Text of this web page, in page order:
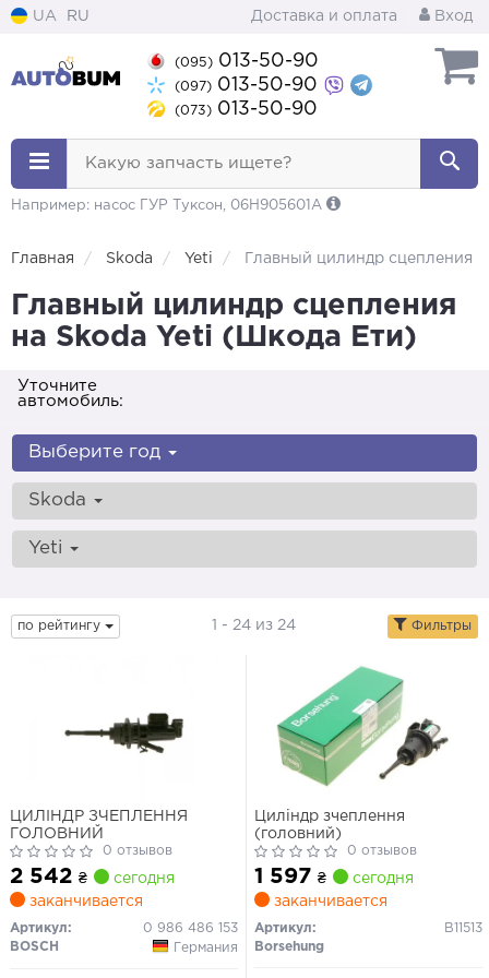
UA RU Доставка и оплата Вход
(095) 013-50-90
(097) 013-50-90
(073) 013-50-90
Какую запчасть ищете?
Например: насос ГУР Туксон, 06H905601A
Главная Skoda Yeti Главный цилиндр сцепления
Главный цилиндр сцепления
на Skoda Yeti (Шкода Ети)
Уточните
автомобиль:
Выберите год
Skoda
Yeti
по рейтингу 1 - 24 из 24 Фильтры
ЦИЛІНДР ЗЧЕПЛЕННЯ
ГОЛОВНИЙ
0 отзывов
2 542 ₴
сегодня
заканчивается
Артикул:
0 986 486 153
BOSCH
Германия
Циліндр зчеплення
(головний)
0 отзывов
1 597 ₴
сегодня
заканчивается
Артикул:
B11513
Borsehung